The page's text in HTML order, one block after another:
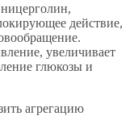
действие,
увеличивает
глюкозы и
агрегацию